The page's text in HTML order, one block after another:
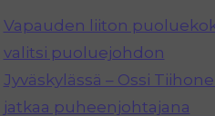
Vapauden liiton
valitsi puoluejohdon
Jyväskylässä – Ossi
jatkaa puheenjohtajana